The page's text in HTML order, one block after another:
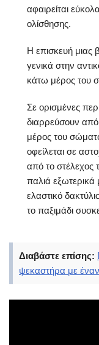
αφαιρείται
ολίσθησης.
Η επισκευή μιας
γενικά στην
κάτω μέρος του
Σε ορισμένες
διαρρεύσουν
μέρος του
οφείλεται σε
από το στέλεχος
παλιά εξωτερικά
ελαστικό
το παξιμάδι
Διαβάστε επίσης:
ψεκαστήρα με